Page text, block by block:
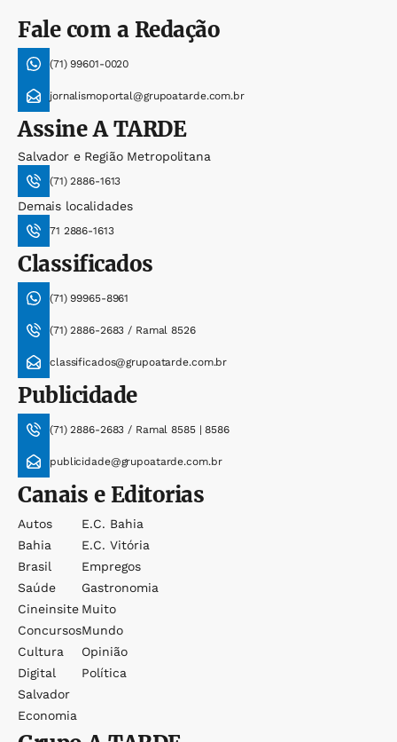
Fale com a Redação
(71) 99601-0020
jornalismoportal@grupoatarde.com.br
AssineA TARDE
Salvador e Região Metropolitana
(71) 2886-1613
Demais localidades
71 2886-1613
Classificados
(71) 99965-8961
(71) 2886-2683 / Ramal 8526
classificados@grupoatarde.com.br
Publicidade
(71) 2886-2683 / Ramal 8585 | 8586
publicidade@grupoatarde.com.br
Canais e Editorias
Autos
Bahia
Brasil
Saúde
Cineinsite
Concursos
Cultura
Digital
Salvador
Economia
E.c. Bahia
E.c. Vitória
Empregos
Gastronomia
Muito
Mundo
Opinião
Política